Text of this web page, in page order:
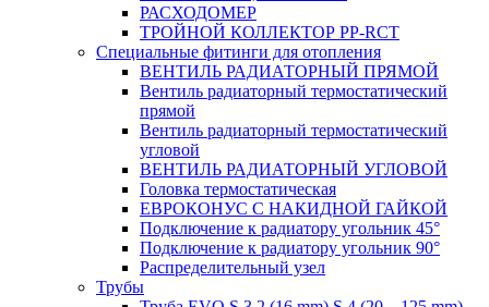
РАСХОДОМЕР
ТРОЙНОЙ КОЛЛЕКТОР PP-RCT
Специальные фитинги для отопления
ВЕНТИЛЬ РАДИАТОРНЫЙ ПРЯМОЙ
Вентиль радиаторный термостатический
прямой
Вентиль радиаторный термостатический
угловой
ВЕНТИЛЬ РАДИАТОРНЫЙ УГЛОВОЙ
Головка термостатическая
ЕВРОКОНУС С НАКИДНОЙ ГАЙКОЙ
Подключение к радиатору угольник 45°
Подключение к радиатору угольник 90°
Распределительный узел
Трубы